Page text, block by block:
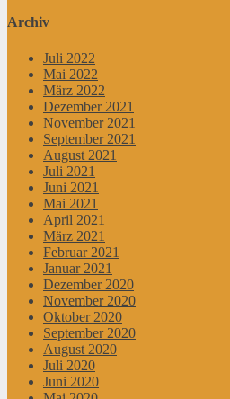
Archiv
Juli 2022
Mai 2022
März 2022
Dezember 2021
November 2021
September 2021
August 2021
Juli 2021
Juni 2021
Mai 2021
April 2021
März 2021
Februar 2021
Januar 2021
Dezember 2020
November 2020
Oktober 2020
September 2020
August 2020
Juli 2020
Juni 2020